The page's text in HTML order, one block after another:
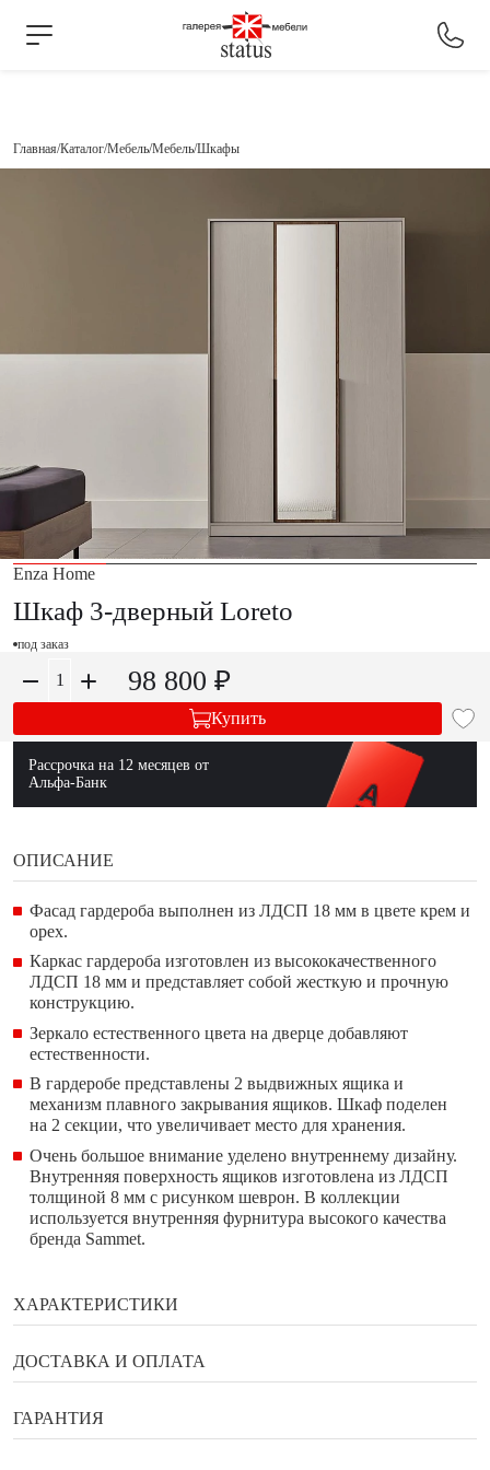
Главная Каталог Мебель Мебель Шкафы
Enza Home
Шкаф 3-дверный Loreto
под заказ
98 800 ₽
Купить
Рассрочка на 12 месяцев от
Альфа-Банк
ОПИСАНИЕ
Фасад гардероба выполнен из ЛДСП 18 мм в цвете крем и
орех.
Каркас гардероба изготовлен из высококачественного
ЛДСП 18 мм и представляет собой жесткую и прочную
конструкцию.
Зеркало естественного цвета на дверце добавляют
естественности.
В гардеробе представлены 2 выдвижных ящика и
механизм плавного закрывания ящиков. Шкаф поделен
на 2 секции, что увеличивает место для хранения.
Очень большое внимание уделено внутреннему дизайну.
Внутренняя поверхность ящиков изготовлена из ЛДСП
толщиной 8 мм с рисунком шеврон. В коллекции
используется внутренняя фурнитура высокого качества
бренда Sammet.
ХАРАКТЕРИСТИКИ
Бренд
ДОСТАВКА И ОПЛАТА
Способы оплаты
ГАРАНТИЯ